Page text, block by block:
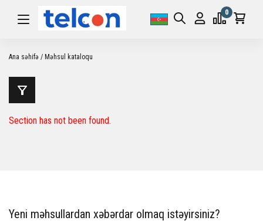
0
Ana səhifə Məhsul kataloqu
Section has not been found.
Yeni məhsullardan xəbərdar olmaq istəyirsiniz?